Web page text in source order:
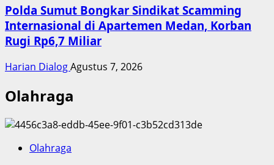
Polda Sumut Bongkar Sindikat Scamming
Internasional di Apartemen Medan, Korban
Rugi Rp6,7 Miliar
Harian DialogAgustus 7, 2026
Olahraga
Olahraga